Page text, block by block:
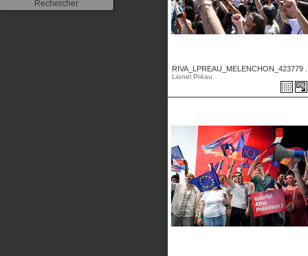
RIVA_LPREAU_MELENCHON_423779
Lionel Préau